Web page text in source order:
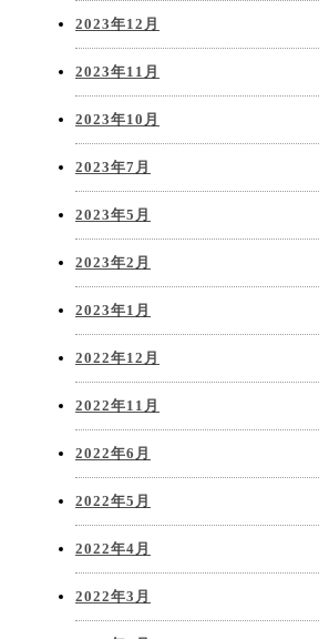
2023年12月
2023年11月
2023年10月
2023年7月
2023年5月
2023年2月
2023年1月
2022年12月
2022年11月
2022年6月
2022年5月
2022年4月
2022年3月